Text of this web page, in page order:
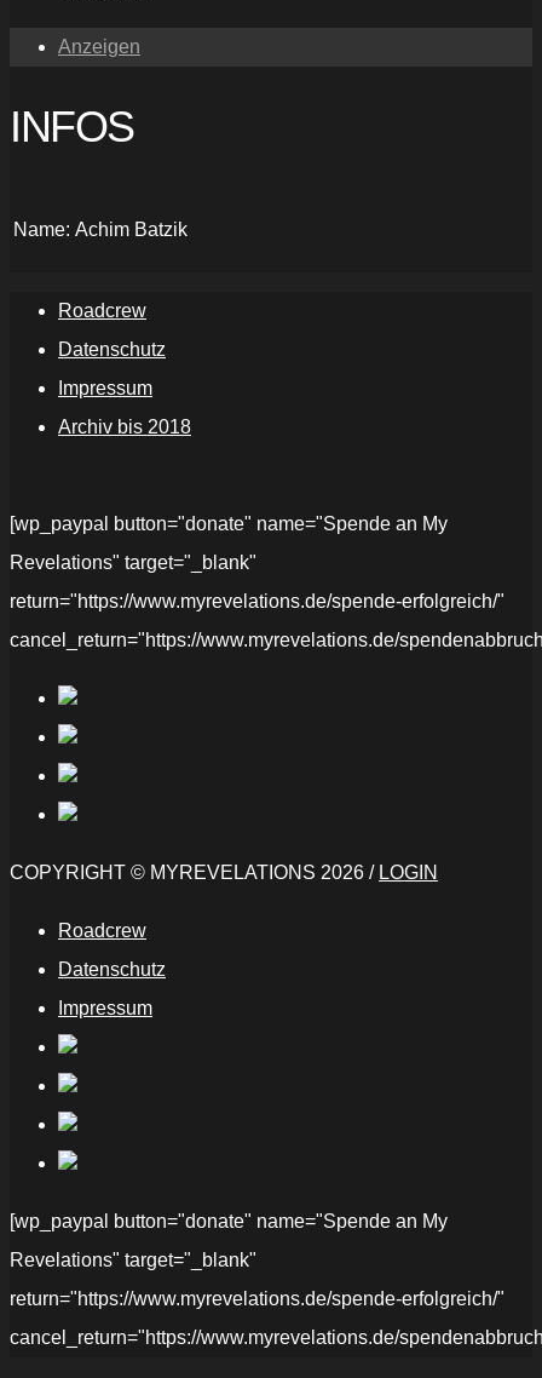
Anzeigen
INFOS
Name: Achim Batzik
Roadcrew
Datenschutz
Impressum
Archiv bis 2018
[wp_paypal button="donate" name="Spende an My
Revelations" target="_blank"
return="https://www.myrevelations.de/spende-erfolgreich/"
cancel_return="https://www.myrevelations.de/
COPYRIGHT © MYREVELATIONS 2026 / LOGIN
Roadcrew
Datenschutz
Impressum
[wp_paypal button="donate" name="Spende an My
Revelations" target="_blank"
return="https://www.myrevelations.de/spende-erfolgreich/"
cancel_return="https://www.myrevelations.de/